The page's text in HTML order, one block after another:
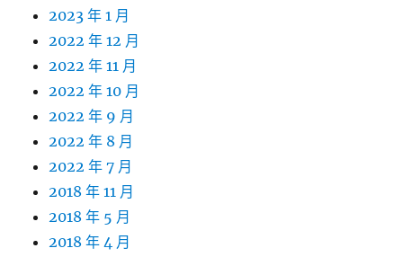
2023 年 1 月
2022 年 12 月
2022 年 11 月
2022 年 10 月
2022 年 9 月
2022 年 8 月
2022 年 7 月
2018 年 11 月
2018 年 5 月
2018 年 4 月